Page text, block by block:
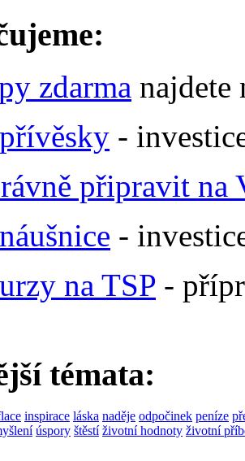
zdarma najdete
-
připravit na
-
na TSP -
témata:
inspirace láska naděje odpočinek peníze
úspory štěstí životní hodnoty životní